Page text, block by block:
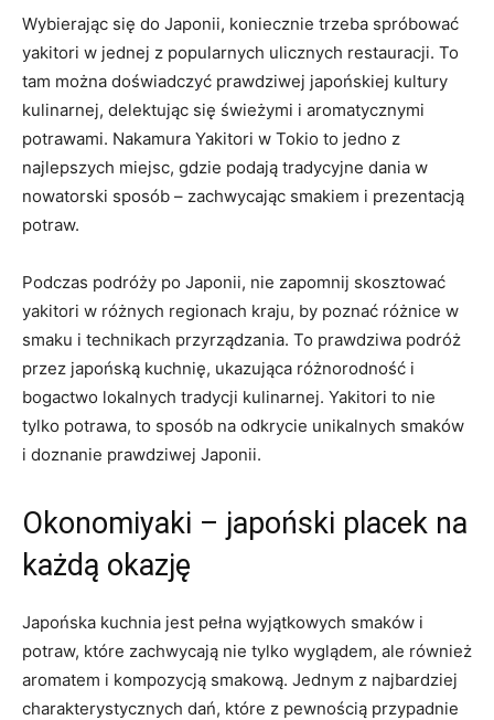
Wybierając się do Japonii, koniecznie trzeba spróbować
yakitori w jednej z popularnych ulicznych restauracji. To
tam można doświadczyć prawdziwej japońskiej kultury
kulinarnej, delektując się świeżymi i aromatycznymi
potrawami. Nakamura Yakitori w Tokio to jedno z
najlepszych miejsc, gdzie podają tradycyjne dania w
nowatorski sposób – zachwycając smakiem i prezentacją
potraw.
Podczas podróży po Japonii, nie zapomnij skosztować
yakitori w różnych regionach kraju, by poznać różnice w
smaku i technikach przyrządzania. To prawdziwa podróż
przez japońską kuchnię, ukazująca różnorodność i
bogactwo lokalnych tradycji kulinarnej. Yakitori to nie
tylko potrawa, to sposób na odkrycie unikalnych smaków
i doznanie prawdziwej Japonii.
Okonomiyaki – japoński placek na
każdą okazję
Japońska kuchnia jest pełna wyjątkowych smaków i
potraw, które zachwycają nie tylko wyglądem, ale również
aromatem i kompozycją smakową. Jednym z najbardziej
charakterystycznych dań, które z pewnością przypadnie